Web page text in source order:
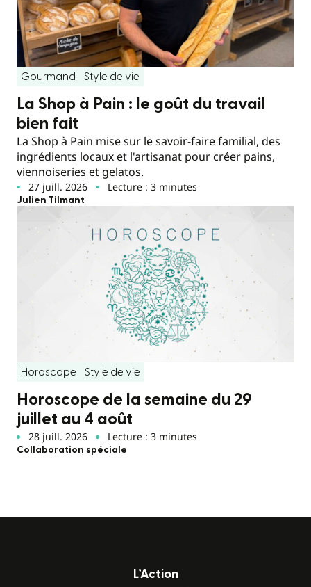
Gourmand Style de vie
La Shop à Pain : le goût du travail
bien fait
La Shop à Pain mise sur le savoir-faire familial, des
ingrédients locaux et l'artisanat pour créer pains,
viennoiseries et gelatos.
27 juill. 2026 Lecture : 3 minutes
Julien Tilmant
Horoscope Style de vie
Horoscope de la semaine du 29
juillet au 4 août
28 juill. 2026 Lecture : 3 minutes
Collaboration spéciale
L’Action